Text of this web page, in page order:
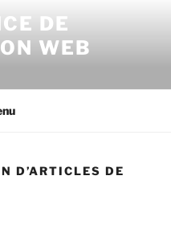
DE
WEB
D’ARTICLES DE